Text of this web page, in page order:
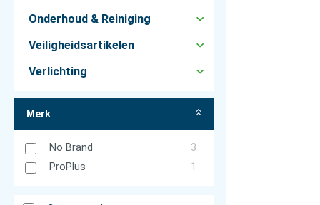
Onderhoud & Reiniging
Veiligheidsartikelen
Verlichting
Merk
No Brand
3
ProPlus
1